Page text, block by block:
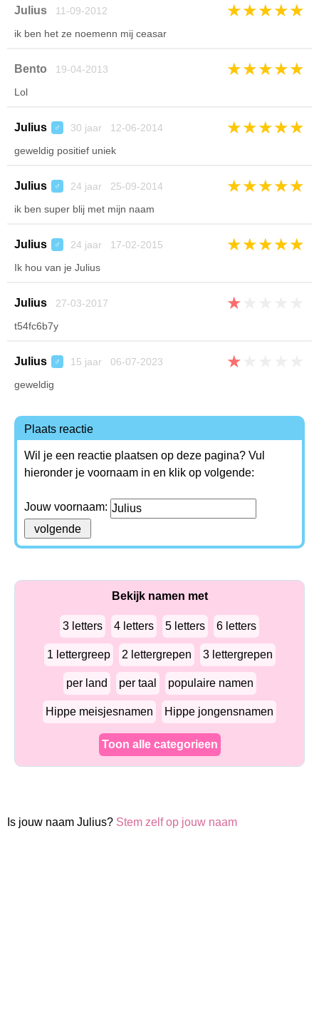
Julius 11-09-2012 ★★★★★
ik ben het ze noemenn mij ceasar
Bento 19-04-2013 ★★★★★
Lol
Julius ♂ 30 jaar 12-06-2014 ★★★★★
geweldig positief uniek
Julius ♂ 24 jaar 25-09-2014 ★★★★★
ik ben super blij met mijn naam
Julius ♂ 24 jaar 17-02-2015 ★★★★★
Ik hou van je Julius
Julius 27-03-2017 ★
t54fc6b7y
Julius ♂ 15 jaar 06-07-2023 ★
geweldig
Plaats reactie
Wil je een reactie plaatsen op deze pagina? Vul
hieronder je voornaam in en klik op volgende:
Jouw voornaam:
Bekijk namen met
3 letters 4 letters 5 letters 6 letters
1 lettergreep 2 lettergrepen 3 lettergrepen
per land per taal populaire namen
Hippe meisjesnamen Hippe jongensnamen
Toon alle categorieen
Is jouw naam Julius? Stem zelf op jouw naam